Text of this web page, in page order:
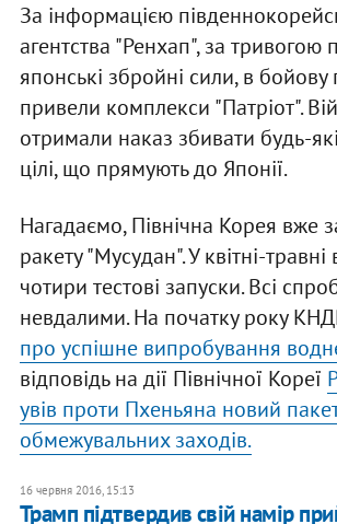
За інформацією
агентства "Ренхап", за тривогою
японські збройні сили, в бойову
привели комплекси "Патріот".
отримали наказ збивати будь-
цілі, що прямують до Японії.
Нагадаємо, Північна Корея вже
ракету "Мусудан". У квітні-травні
чотири тестові запуски. Всі
невдалими. На початку року
про успішне випробування
відповідь на дії Північної Кореї
увів проти Пхеньяна новий
обмежувальних заходів.
16 червня 2016, 15:13
Трамп підтвердив свій намір